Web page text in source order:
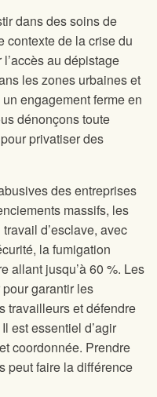
dans des soins de
contexte de la crise du
au dépistage
les zones urbaines et
engagement ferme en
dénonçons toute
privatiser des
des entreprises
massifs, les
d’esclave, avec
la fumigation
allant jusqu’à 60 %. Les
garantir les
travailleurs et défendre
est essentiel d’agir
coordonnée. Prendre
peut faire la différence